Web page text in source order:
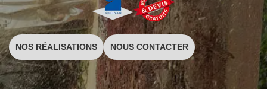
NOS RÉALISATIONS NOUS CONTACTER